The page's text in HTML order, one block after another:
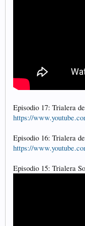
Episodio 17: Trialera
https://
Episodio 16: Trialera
https://
Episodio 15: Trialera